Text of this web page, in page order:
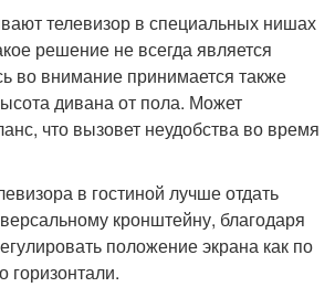
телевизор в специальных нишах
решение не всегда является
во внимание принимается также
дивана от пола. Может
что вызовет неудобства во время
в гостиной лучше отдать
кронштейну, благодаря
положение экрана как по
горизонтали.